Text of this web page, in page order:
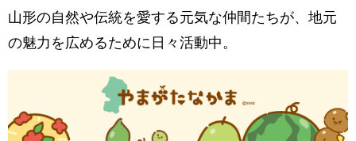
山形の自然や伝統を愛する元気な仲間たちが、地元
の魅力を広めるために日々活動中。